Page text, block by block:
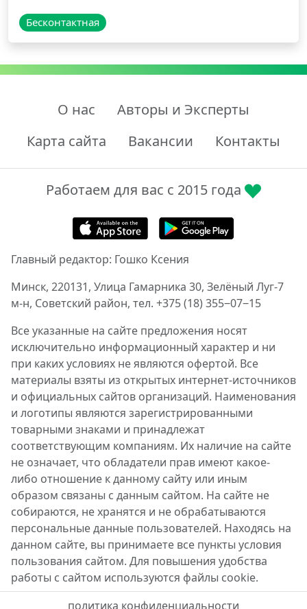
Бесконтактная
О нас
Авторы и Эксперты
Карта сайта
Вакансии Контакты
Работаем для вас с 2015 года
Главный редактор: Гошко Ксения
Минск, 220131, Улица Гамарника 30, Зелёный Луг-7
м-н, Советский район, тел. +375 (18) 355‒07‒15
Все указанные на сайте предложения носят
исключительно информационный характер и ни
при каких условиях не являются офертой. Все
материалы взяты из открытых интернет-источников
и официальных сайтов организаций. Наименования
и логотипы являются зарегистрированными
товарными знаками и принадлежат
соответствующим компаниям. Их наличие на сайте
не означает, что обладатели прав имеют какое-
либо отношение к данному сайту или иным
образом связаны с данным сайтом. На сайте не
собираются, не хранятся и не обрабатываются
персональные данные пользователей. Находясь на
данном сайте, вы принимаете все пункты условия
пользования сайтом. Для повышения удобства
работы с сайтом используются файлы cookie.
политика конфиденциальности